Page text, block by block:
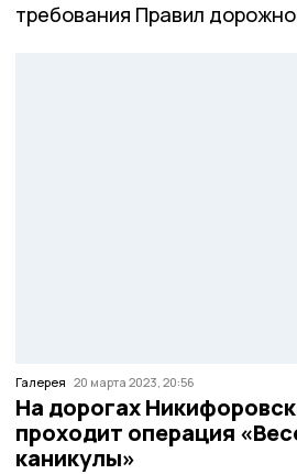
требования Правил
Галерея 20 марта 2023, 20:56
На дорогах
проходит операция
каникулы»